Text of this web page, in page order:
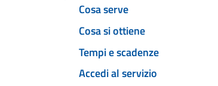
Cosa serve
Cosa si ottiene
Tempi e scadenze
Accedi al servizio